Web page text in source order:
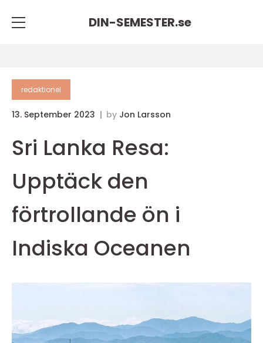
DIN-SEMESTER.se
redaktionel
13. September 2023 by Jon Larsson
Sri Lanka Resa:
Upptäck den
förtrollande ön i
Indiska Oceanen